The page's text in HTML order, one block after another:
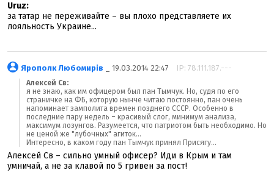
Uruz:
за татар не переживайте – вы плохо представляете их
лояльность Украине...
Ярополк Любомирів _ 19.03.2014 22:47 IP: 78.111.187.---
Алексей Св:
я не знаю, как им офицером был пан Тымчук. Но, судя по его
страничке на ФБ, которую нынче читаю постоянно, пан очень
напоминает замполита времен позднего СССР. Особенно в
последние пару недель – красивый слог, минимум анализа,
максимум лозунгов. Разумеется, что патриотом быть необходимо. Но
не ценой же "лубочных" агиток...
Интересно, в каком году пан Тымчук принял Присягу...
Алексей Св – сильно умный офисер? Иди в Крым и там
умничай, а не за клавой по 5 гривен за пост!